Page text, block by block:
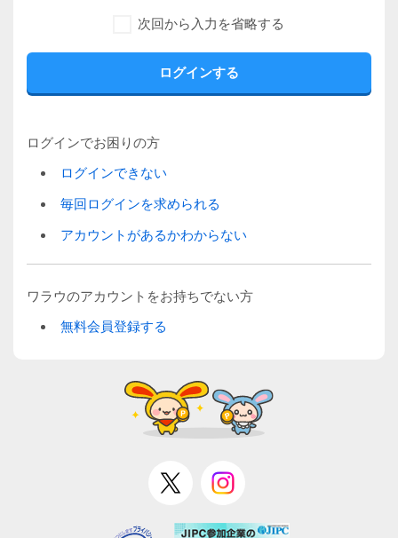
次回から入力を省略する
ログインでお困りの方
ログインできない
毎回ログインを求められる
アカウントがあるかわからない
ワラウのアカウントをお持ちでない方
無料会員登録する